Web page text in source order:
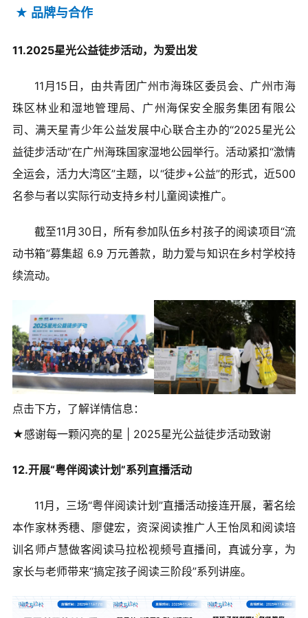
★ 品牌与合作
11.2025星光公益徒步活动，为爱出发
11月15日，由共青团广州市海珠区委员会、广州市海
珠区林业和湿地管理局、广州海保安全服务集团有限公
司、满天星青少年公益发展中心联合主办的“2025星光公
益徒步活动”在广州海珠国家湿地公园举行。活动紧扣“激情
全运会，活力大湾区”主题，以“徒步+公益”的形式，近500
名参与者以实际行动支持乡村儿童阅读推广。
截至11月30日，所有参加队伍乡村孩子的阅读项目“流
动书箱”募集超 6.9 万元善款，助力爱与知识在乡村学校持
续流动。
点击下方，了解详情信息：
★感谢每一颗闪亮的星 | 2025星光公益徒步活动致谢
12.开展“粤伴阅读计划”系列直播活动
11月，三场“粤伴阅读计划”直播活动接连开展，著名绘
本作家林秀穗、廖健宏，资深阅读推广人王怡凤和阅读培
训名师卢慧做客阅读马拉松视频号直播间，真诚分享，为
家长与老师带来“搞定孩子阅读三阶段”系列讲座。